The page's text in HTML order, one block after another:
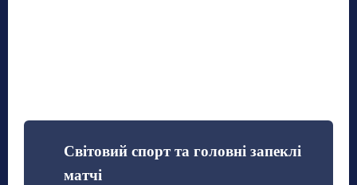
Світовий спорт та головні запеклі
матчі